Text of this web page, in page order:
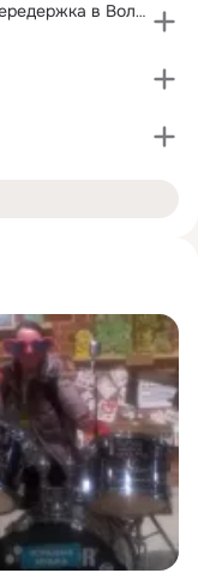
Собачье сердце волонтерская передержка в Волжском